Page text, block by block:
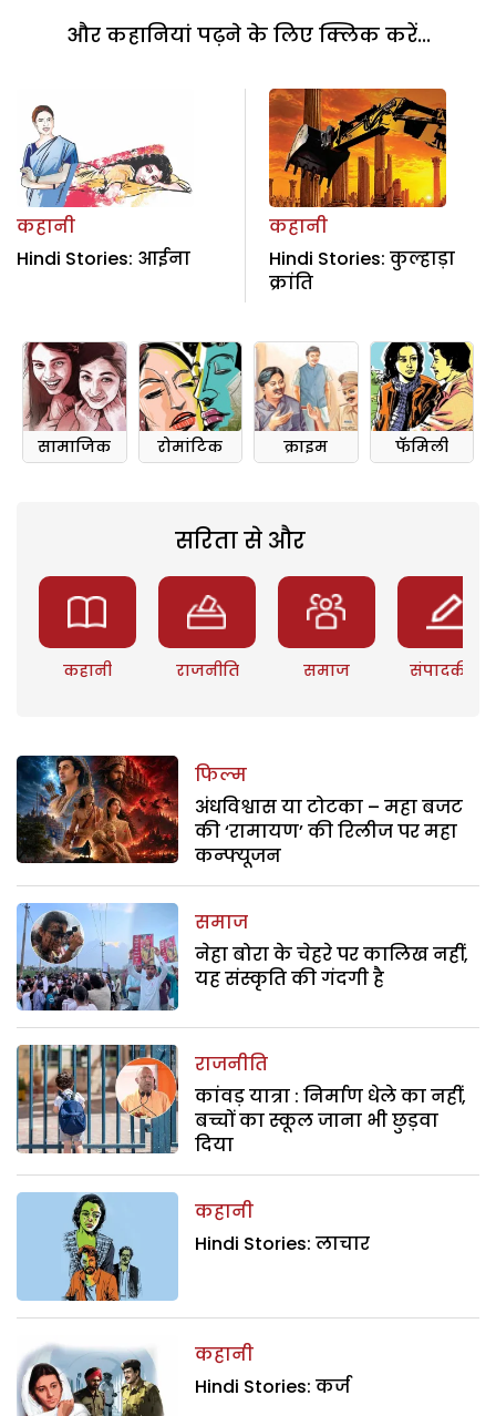
और कहानियां पढ़ने के लिए क्लिक करें...
कहानी
Hindi Stories: आईना
कहानी
Hindi Stories: कुल्हाड़ा
क्रांति
सामाजिक रोमांटिक क्राइम फॅमिली
सरिता से और
कहानी राजनीति समाज संपादकीय
फिल्म
अंधविश्वास या टोटका – महा बजट
की ‘रामायण’ की रिलीज पर महा
कन्फ्यूजन
समाज
नेहा बोरा के चेहरे पर कालिख नहीं,
यह संस्कृति की गंदगी है
राजनीति
कांवड़ यात्रा : निर्माण धेले का नहीं,
बच्चों का स्कूल जाना भी छुड़वा
दिया
कहानी
Hindi Stories: लाचार
कहानी
Hindi Stories: कर्ज